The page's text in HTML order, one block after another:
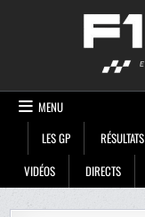
MENU
LES GP
RÉSULTATS
VIDÉOS
DIRECTS